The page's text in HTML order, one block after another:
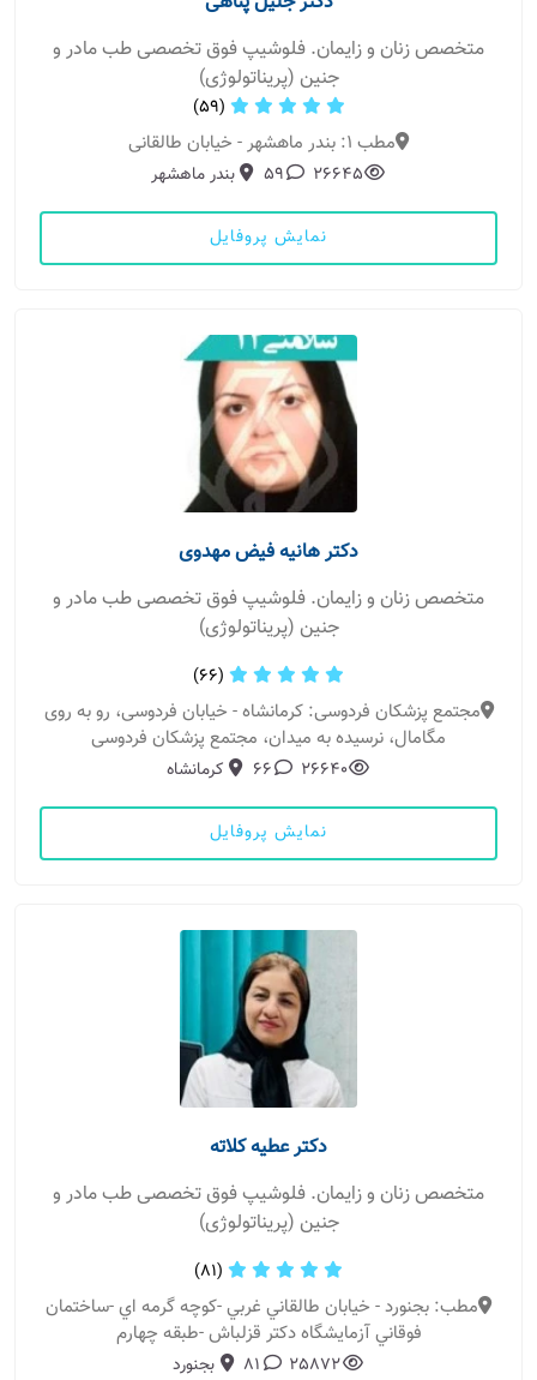
متخصص زنان و زایمان. فلوشیپ فوق تخصصی طب مادر و
جنین (پریناتولوژی)
(59)
مطب 1: بندر ماهشهر - خیابان طالقانی
26645
59 بندر ماهشهر
نمایش پروفایل
دکتر هانیه فیض مهدوی
متخصص زنان و زایمان. فلوشیپ فوق تخصصی طب مادر و
جنین (پریناتولوژی)
(66)
مجتمع پزشکان فردوسی: کرمانشاه - خیابان فردوسی، رو به روی
مگامال، نرسیده به میدان، مجتمع پزشکان فردوسی
26640
66 کرمانشاه
نمایش پروفایل
دکتر عطیه کلاته
متخصص زنان و زایمان. فلوشیپ فوق تخصصی طب مادر و
جنین (پریناتولوژی)
(81)
مطب: بجنورد - خيابان طالقاني غربي -كوچه گرمه اي -ساختمان
فوقاني آزمايشگاه دكتر قزلباش -طبقه چهارم
25872
81 بجنورد